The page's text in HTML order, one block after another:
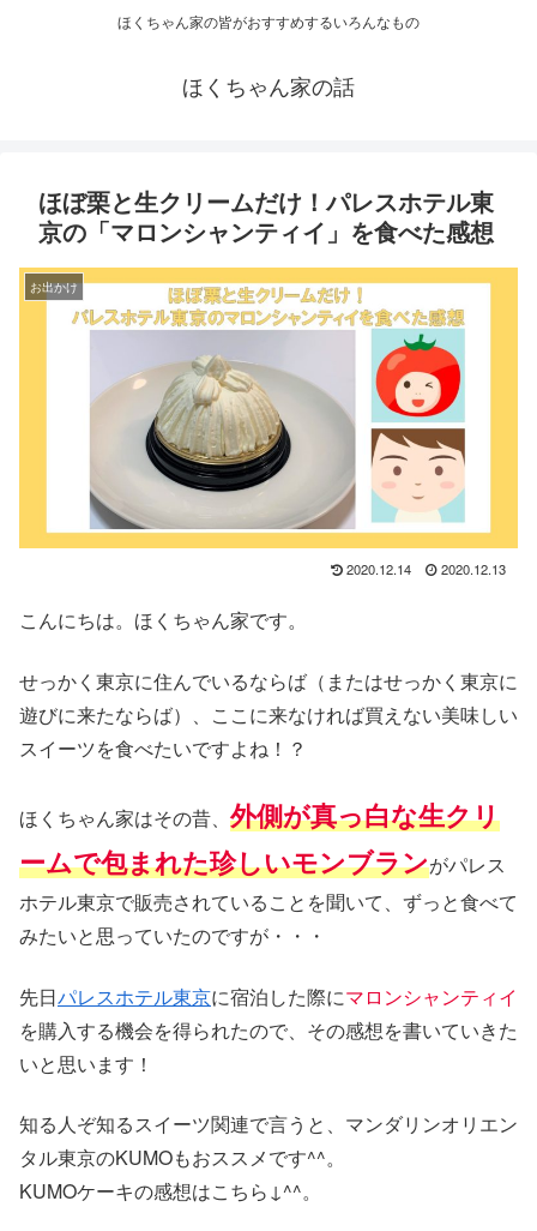
ほくちゃん家の皆がおすすめするいろんなもの
ほくちゃん家の話
ほぼ栗と生クリームだけ！パレスホテル東
京の「マロンシャンティイ」を食べた感想
お出かけ
2020.12.14 2020.12.13
こんにちは。ほくちゃん家です。
せっかく東京に住んでいるならば（またはせっかく東京に
遊びに来たならば）、ここに来なければ買えない美味しい
スイーツを食べたいですよね！？
ほくちゃん家はその昔、 外側が真っ白な生クリ
ームで包まれた珍しいモンブランがパレス
ホテル東京で販売されていることを聞いて、ずっと食べて
みたいと思っていたのですが・・・
先日パレスホテル東京に宿泊した際にマロンシャンティイ
を購入する機会を得られたので、その感想を書いていきた
いと思います！
知る人ぞ知るスイーツ関連で言うと、マンダリンオリエン
タル東京のKUMOもおススメです^^。
KUMOケーキの感想はこちら↓^^。